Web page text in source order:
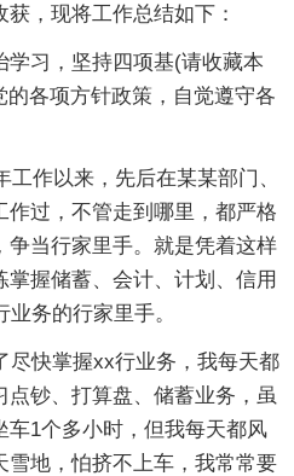
，现将工作总结如下：
学习，坚持四项基(请收藏本
各项方针政策，自觉遵守各
作以来，先后在某某部门、
过，不管走到哪里，都严格
争当行家里手。就是凭着这样
握储蓄、会计、计划、信用
务的行家里手。
尽快掌握xx行业务，我每天都
钞、打算盘、储蓄业务，虽
1个多小时，但我每天都风
雪地，怕挤不上车，我常常要